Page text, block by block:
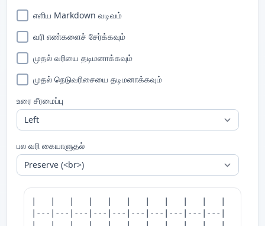
எளிய Markdown வடிவம்
வரி எண்களைச் சேர்க்கவும்
முதல் வரியை தடிமனாக்கவும்
முதல் நெடுவரிசையை தடிமனாக்கவும்
உரை சீரமைப்பு
பல வரி கையாளுதல்